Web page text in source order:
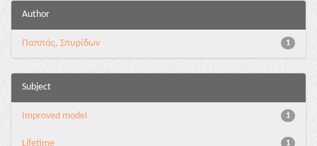
Author
1
Παππάς, Σπυρίδων
Subject
1
Improved model
1
Lifetime